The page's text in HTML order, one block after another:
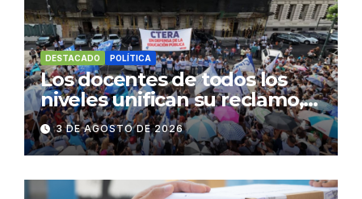
DESTACADO POLÍTICA
Los docentes de todos los
niveles unifican su reclamo,
paran y se movilizan
3 DE AGOSTO DE 2026